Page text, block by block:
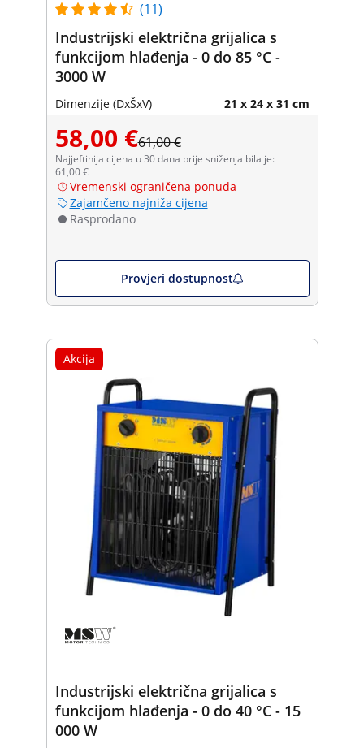
(11)
Industrijski električna grijalica s
funkcijom hlađenja - 0 do 85 °C -
3000 W
Dimenzije (DxŠxV) 21 x 24 x 31 cm
58,00 €61,00 €
Najjeftinija cijena u 30 dana prije sniženja bila je:
61,00 €
Vremenski ograničena ponuda
Zajamčeno najniža cijena
Rasprodano
Provjeri dostupnost
Akcija
Industrijski električna grijalica s
funkcijom hlađenja - 0 do 40 °C - 15
000 W